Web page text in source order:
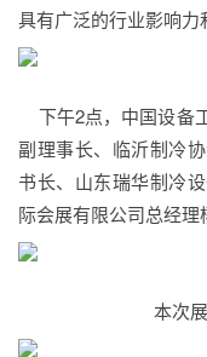
具有广泛的行业影响力
下午2点，中国设备
副理事长、临沂制冷
书长、山东瑞华制冷
际会展有限公司总经理
本次